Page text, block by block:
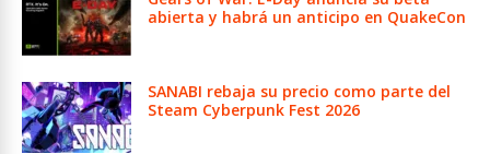
abierta y habrá un anticipo en QuakeCon
SANABI rebaja su precio como parte del
Steam Cyberpunk Fest 2026